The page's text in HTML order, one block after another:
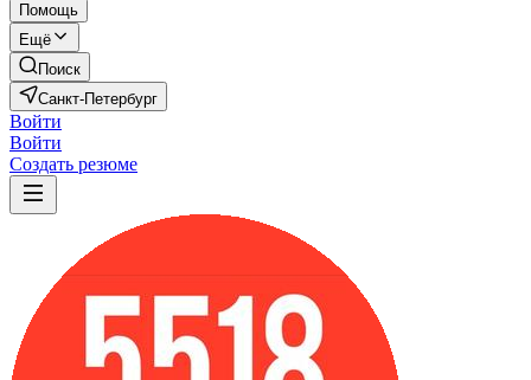
Помощь
Ещё
Поиск
Санкт-Петербург
Войти
Войти
Создать резюме